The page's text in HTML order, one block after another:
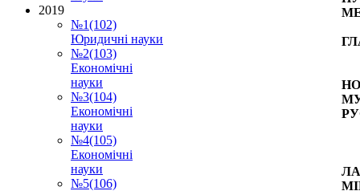
2019
№1(102)
Юридичні науки
№2(103)
Економічні
науки
№3(104)
Економічні
науки
№4(105)
Економічні
науки
№5(106)